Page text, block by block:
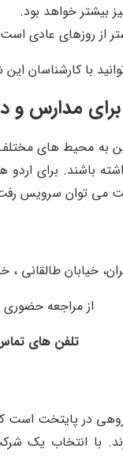
بیشتر خواهد بود.
از روزهای عادی
با کارشناسان
مدارس و
به محیط ‌های
باشند. برای
می‌ توان سرویس
خیابان طالقانی ،
از مراجعه
تلفن های
در پایتخت
با انتخاب یک